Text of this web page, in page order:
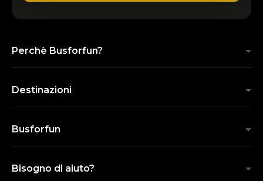
Perchè Busforfun?
Destinazioni
Busforfun
Bisogno di aiuto?